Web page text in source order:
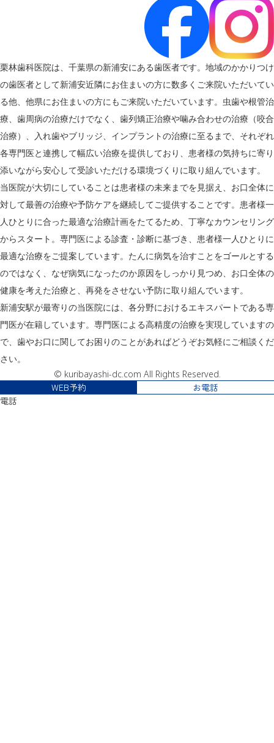
栗林歯科医院は、千葉県の新浦安にある歯医者です。地域のかかりつけ
の歯医者として新浦安近隣にお住まいの方に数多くご来院いただいてい
る他、他県にお住まいの方にもご来院いただいています。虫歯や根管治
療、歯周病の治療だけでなく、歯列矯正治療や噛み合わせの治療（咬合
治療）、入れ歯やブリッジ、インプラントの治療に至るまで、それぞれ
各専門医と連携して幅広い治療を提供しており、患者様の気持ちに寄り
添いながら安心して受診いただける環境づくりに取り組んでいます。
当医院が大切にしていることは患者様の未来までを見据え、お口全体に
対して最善の治療や予防ケアを継続してご提供することです。患者様一
人ひとりに合った最適な治療計画をたてるため、丁寧なカウンセリング
からスタート。専門医による診査・診断に基づき、患者様一人ひとりに
最適な治療をご提案しています。たんに病気を治すことをゴールとする
のではなく、なぜ病気になったのか原因をしっかり見つめ、お口全体の
健康を考えた治療と、再発をさせない予防に取り組んでいます。
新浦安駅が最寄りの当医院には、各分野におけるエキスパートである専
門医が在籍しています。専門医による高精度の治療を実現していますの
で、歯やお口に関してお困りのことがあればどうぞお気軽にご相談くだ
さい。
© kuribayashi-dc.com All Rights Reserved.
WEB予約
お電話
電話